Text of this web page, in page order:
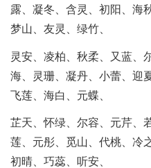
露、凝冬、含灵、初阳、海
梦山、友灵、绿竹、
灵安、凌柏、秋柔、又蓝、
海、灵珊、凝丹、小蕾、迎
飞莲、海白、元蝶、
芷天、怀绿、尔容、元芹、
莲、元彤、觅山、代桃、冷
初晴、巧蕊、听安、